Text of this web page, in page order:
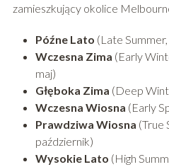
zamieszkujący okolice
Późne Lato (Late
Wczesna Zima (Early
maj)
Głęboka Zima (Deep
Wczesna Wiosna (Early
Prawdziwa Wiosna (True
październik)
Wysokie Lato (High